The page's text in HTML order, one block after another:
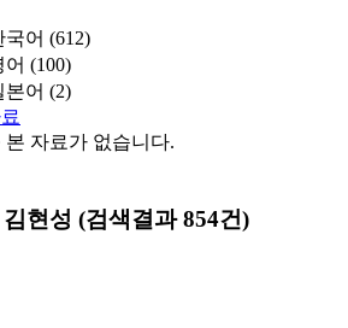
국어 (612)
어 (100)
본어 (2)
본 자료가 없습니다.
현성 (검색결과 854건)